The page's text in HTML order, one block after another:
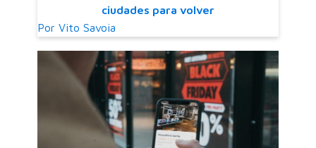
ciudades para volver
Por Vito Savoia